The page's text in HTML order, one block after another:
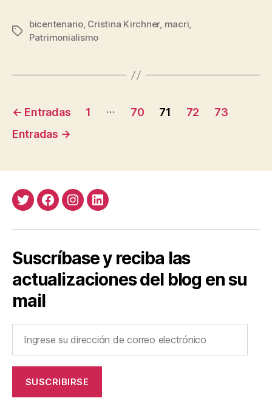
Etiquetas
bicentenario, Cristina Kirchner, macri,
Patrimonialismo
Paginación
de
← Entradas 1 … 70 71 72
73
Entradas →
TwitterFacebook
InstagramLinkedIn
Suscríbase y reciba las
actualizaciones del blog en su
mail
correo
SUSCRIBIRSE